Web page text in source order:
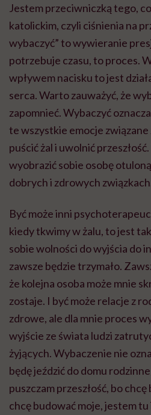
Jestem przeciwniczką tego,
katolickim, czyli ciśnienia na
wybaczyć” to wywieranie
potrzebuje czasu, to proces.
wpływem nacisku to jest
serca. Warto zauważyć, że
zapomnieć. Wybaczyć
te wszystkie emocje związane
puścić żal i uwolnić
wyobrazić sobie osobę
dobrych i zdrowych
Być może inni
kiedy tkwimy w żalu, to jest
sobie wolności do wyjścia do
zawsze będzie trzymało.
że kolejna osoba może mnie
zostaje. I być może relacje z
zdrowe, ale dla mnie proces
wyjście ze świata ludzi
żyjących. Wybaczenie nie
będę jeździć do domu
puszczam przeszłość, bo
chcę budować moje, jestem